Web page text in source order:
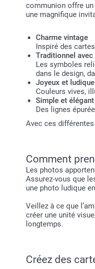
communion offre
une magnifique
Charme vintage
Inspiré des
Traditionnel
Les symboles
dans le design,
Joyeux et ludique
Couleurs vives,
Simple et élégant
Des lignes
Avec ces
Comment
Les photos
Assurez-vous que
une photo ludique
Veillez à ce que
créer une unité
longtemps.
Créez des